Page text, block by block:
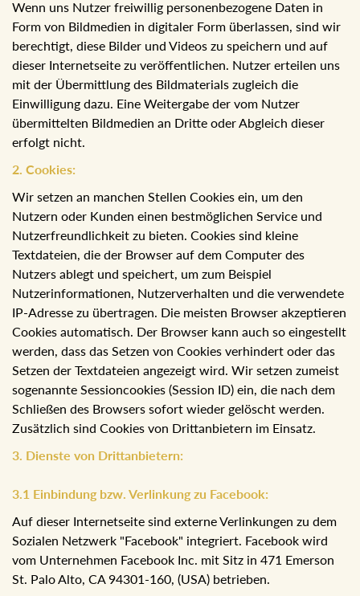
Wenn uns Nutzer freiwillig personenbezogene Daten in
Form von Bildmedien in digitaler Form überlassen, sind wir
berechtigt, diese Bilder und Videos zu speichern und auf
dieser Internetseite zu veröffentlichen. Nutzer erteilen uns
mit der Übermittlung des Bildmaterials zugleich die
Einwilligung dazu. Eine Weitergabe der vom Nutzer
übermittelten Bildmedien an Dritte oder Abgleich dieser
erfolgt nicht.
2. Cookies:
Wir setzen an manchen Stellen Cookies ein, um den
Nutzern oder Kunden einen bestmöglichen Service und
Nutzerfreundlichkeit zu bieten. Cookies sind kleine
Textdateien, die der Browser auf dem Computer des
Nutzers ablegt und speichert, um zum Beispiel
Nutzerinformationen, Nutzerverhalten und die verwendete
IP-Adresse zu übertragen. Die meisten Browser akzeptieren
Cookies automatisch. Der Browser kann auch so eingestellt
werden, dass das Setzen von Cookies verhindert oder das
Setzen der Textdateien angezeigt wird. Wir setzen zumeist
sogenannte Sessioncookies (Session ID) ein, die nach dem
Schließen des Browsers sofort wieder gelöscht werden.
Zusätzlich sind Cookies von Drittanbietern im Einsatz.
3. Dienste von Drittanbietern:
3.1 Einbindung bzw. Verlinkung zu Facebook:
Auf dieser Internetseite sind externe Verlinkungen zu dem
Sozialen Netzwerk "Facebook" integriert. Facebook wird
vom Unternehmen Facebook Inc. mit Sitz in 471 Emerson
St. Palo Alto, CA 94301-160, (USA) betrieben.